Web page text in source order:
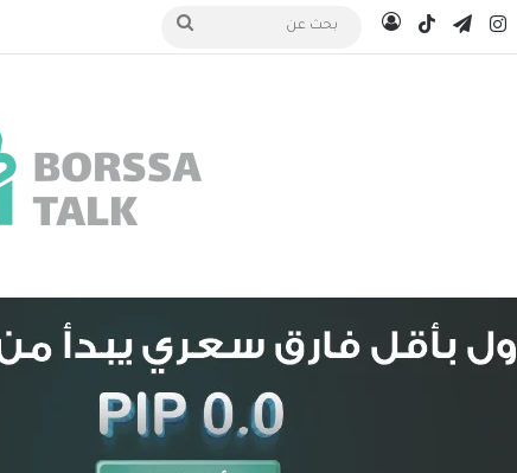
‫YouTubeانستقرامتيلقرام‫TikTokتسجيل الدخول